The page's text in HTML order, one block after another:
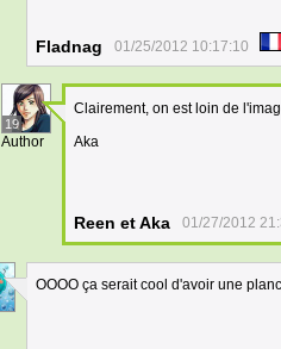
Fladnag 01/25/2012 10:17:10
19
Author
Clairement, on est loin de
Aka
Reen et Aka 01/27/2012
OOOO ça serait cool d'avoir une